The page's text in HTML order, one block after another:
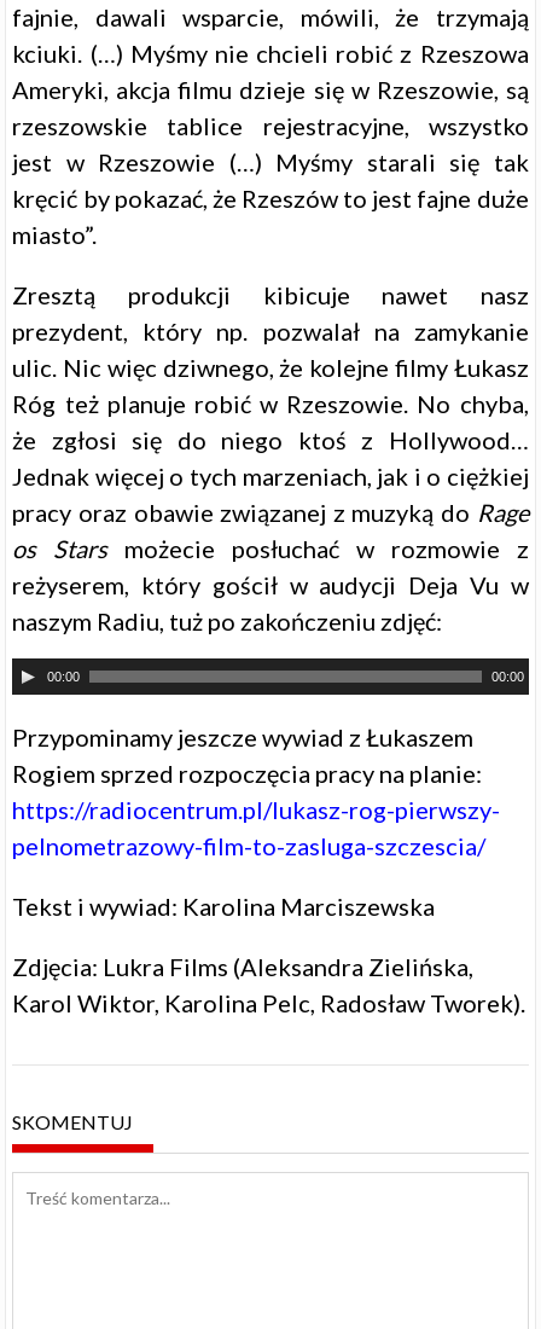
fajnie, dawali wsparcie, mówili, że trzymają
kciuki. (…) Myśmy nie chcieli robić z Rzeszowa
Ameryki, akcja filmu dzieje się w Rzeszowie, są
rzeszowskie tablice rejestracyjne, wszystko
jest w Rzeszowie (…) Myśmy starali się tak
kręcić by pokazać, że Rzeszów to jest fajne duże
miasto”.
Zresztą produkcji kibicuje nawet nasz
prezydent, który np. pozwalał na zamykanie
ulic. Nic więc dziwnego, że kolejne filmy Łukasz
Róg też planuje robić w Rzeszowie. No chyba,
że zgłosi się do niego ktoś z Hollywood…
Jednak więcej o tych marzeniach, jak i o ciężkiej
pracy oraz obawie związanej z muzyką do Rage
os Starsmożecie posłuchać w rozmowie z
reżyserem, który gościł w audycji Deja Vu w
naszym Radiu, tuż po zakończeniu zdjęć:
00:00 00:00
Przypominamy jeszcze wywiad z Łukaszem
Rogiem sprzed rozpoczęcia pracy na planie:
https://radiocentrum.pl/lukasz-rog-pierwszy-
pelnometrazowy-film-to-zasluga-szczescia/
Tekst i wywiad: Karolina Marciszewska
Zdjęcia: Lukra Films (Aleksandra Zielińska,
Karol Wiktor, Karolina Pelc, Radosław Tworek).
SKOMENTUJ